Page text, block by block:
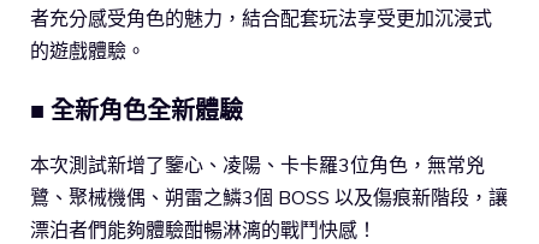
者充分感受角色的魅力，結合配套玩法享受更加沉浸式
的遊戲體驗。
■ 全新角色全新體驗
本次測試新增了鑒心、凌陽、卡卡羅3位角色，無常兇
鷺、聚械機偶、朔雷之鱗3個 BOSS 以及傷痕新階段，讓
漂泊者們能夠體驗酣暢淋漓的戰鬥快感！